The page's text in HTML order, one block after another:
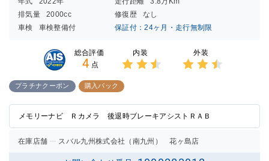
排気量
2000cc 修復歴
なし
車検
車検整備付 保証付：24ヶ月・走行無制限
総合評価
4 点
内装
2.5点
外装
プラチナクーポン 購入パック
メモリーナビ Ｒカメラ 後退時ブレーキアシストＲＡＢ
在庫店舗 スバル九州株式会社（南九州） 花ヶ島店